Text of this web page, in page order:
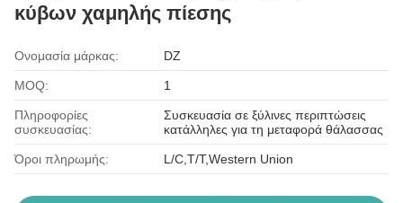
κύβων χαμηλής πίεσης
Ονομασία μάρκας: DZ
MOQ: 1
Πληροφορίες
συσκευασίας:
Συσκευασία σε ξύλινες περιπτώσεις
κατάλληλες για τη μεταφορά θάλασσας
Όροι πληρωμής: L/C,T/T,Western Union